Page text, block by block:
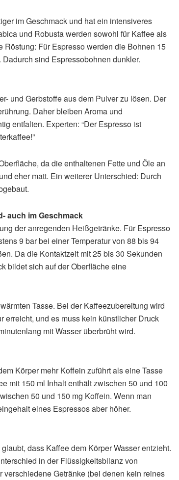
im Geschmack und hat ein intensiveres
und Robusta werden sowohl für Kaffee als
Für Espresso werden die Bohnen 15
sind Espressobohnen dunkler.
und Gerbstoffe aus dem Pulver zu lösen. Der
Daher bleiben Aroma und
entfalten. Experten: “Der Espresso ist
da die enthaltenen Fette und Öle an
eher matt. Ein weiterer Unterschied: Durch
auch im Geschmack
der anregenden Heißgetränke. Für Espresso
9 bar bei einer Temperatur von 88 bis 94
Da die Kontaktzeit mit 25 bis 30 Sekunden
bildet sich auf der Oberfläche eine
Tasse. Bei der Kaffeezubereitung wird
erreicht, und es muss kein künstlicher Druck
mit Wasser überbrüht wird.
Körper mehr Koffein zuführt als eine Tasse
mit 150 ml Inhalt enthält zwischen 50 und 100
50 und 150 mg Koffein. Wenn man
eines Espressos aber höher.
dass Kaffee dem Körper Wasser entzieht.
in der Flüssigkeitsbilanz von
Getränke (bei denen kein reines